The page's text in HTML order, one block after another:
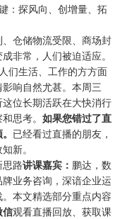
：探风向、创增量、拓
仓储物流受限、商场封
非常，人们被迫适应。
们生活、工作的方方面
响自然尤甚。本周三
位长期活跃在大快消行
思考。 如果您错过了直
。 已经看过直播的朋友，
新。
路讲课嘉宾： 鹏达，数
业务咨询，深谙企业运
本文精选部分重点内容
信观看直播回放、获取课